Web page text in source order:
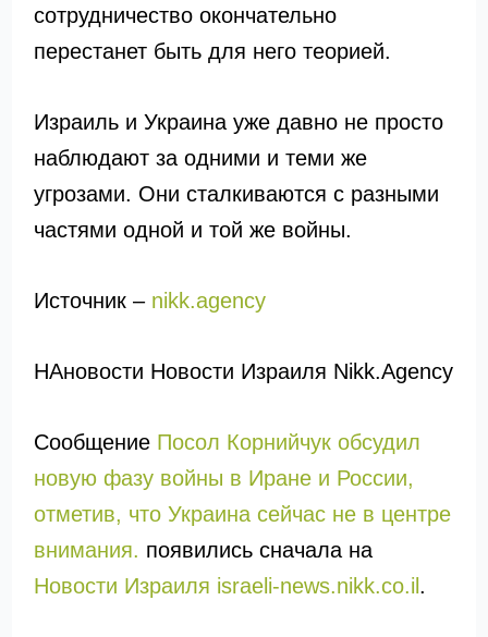
сотрудничество окончательно
перестанет быть для него теорией.
Израиль и Украина уже давно не просто
наблюдают за одними и теми же
угрозами. Они сталкиваются с разными
частями одной и той же войны.
Источник – nikk.agency
НАновости Новости Израиля Nikk.Agency
Сообщение Посол Корнийчук обсудил
новую фазу войны в Иране и России,
отметив, что Украина сейчас не в центре
внимания. появились сначала на
Новости Израиля israeli-news.nikk.co.il .